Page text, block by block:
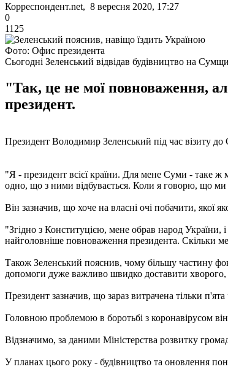
Корреспондент.net, 8 вересня 2020, 17:27
0
1125
Фото: Офис президента
Сьогодні Зеленський відвідав будівництво на
"Так, це не мої повноваження,
президент.
Президент Володимир Зеленський під час візиту до
"Я - президент всієї країни. Для мене Суми - таке ж
одно, що з ними відбувається. Коли я говорю, що ми
Він зазначив, що хоче на власні очі побачити, якої
"Згідно з Конституцією, мене обрав народ України,
найголовніше повноваження президента. Скільки
Також Зеленський пояснив, чому більшу частину
допомоги дуже важливо швидко доставити
Президент зазначив, що зараз витрачена тільки
Головною проблемою в боротьбі з коронавірусом
Відзначимо, за даними Міністерства розвитку
У планах цього року - будівництво та оновлення